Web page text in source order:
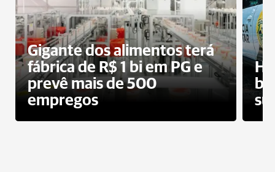
Gigante dos alimentos terá
fábrica de R$ 1 bi em PG e
prevê mais de 500
empregos